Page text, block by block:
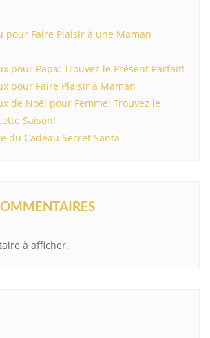
pour Faire Plaisir à une Maman
pour Papa: Trouvez le Présent Parfait!
pour Faire Plaisir à Maman
de Noël pour Femme: Trouvez le
Saison!
du Cadeau Secret Santa
à afficher.